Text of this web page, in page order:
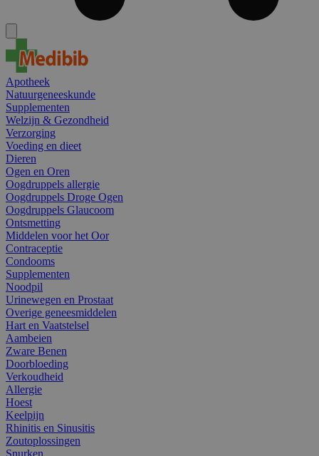
Apotheek
Natuurgeneeskunde
Supplementen
Welzijn & Gezondheid
Verzorging
Voeding en dieet
Dieren
Ogen en Oren
Oogdruppels allergie
Oogdruppels Droge Ogen
Oogdruppels Glaucoom
Ontsmetting
Middelen voor het Oor
Contraceptie
Condooms
Supplementen
Noodpil
Urinewegen en Prostaat
Overige geneesmiddelen
Hart en Vaatstelsel
Aambeien
Zware Benen
Doorbloeding
Verkoudheid
Allergie
Hoest
Keelpijn
Rhinitis en Sinusitis
Zoutoplossingen
Snurken